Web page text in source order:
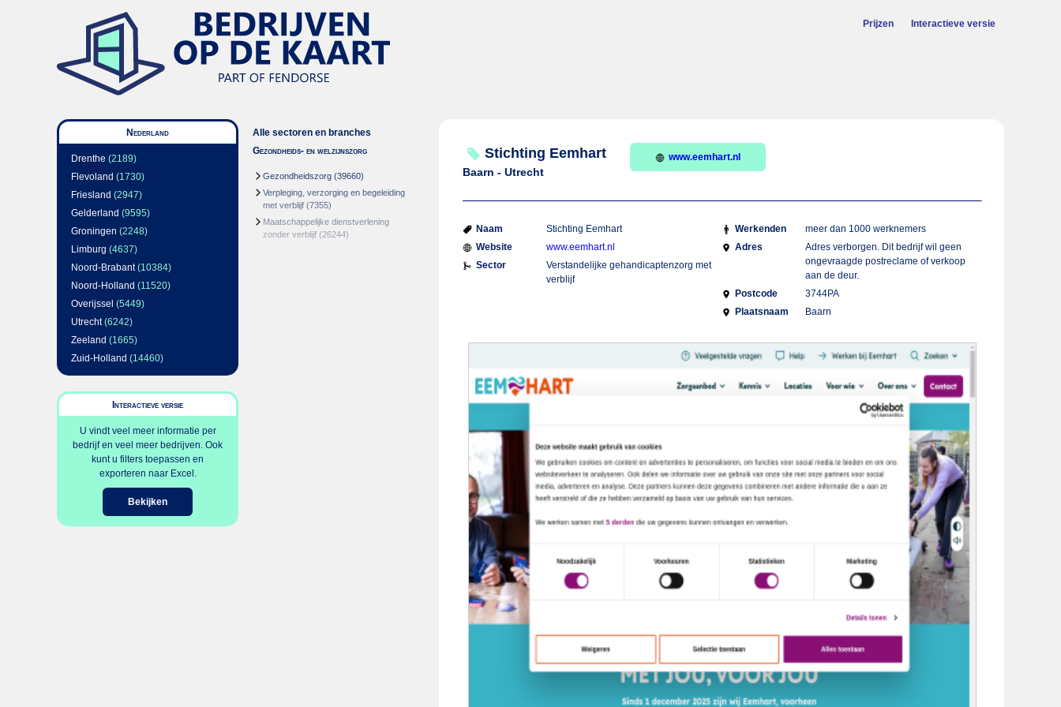
Prijzen Interactieve versie
Nederland
Drenthe (2189)
Flevoland (1730)
Friesland (2947)
Gelderland (9595)
Groningen (2248)
Limburg (4637)
Noord-Brabant(10384)
Noord-Holland (11520)
Overijssel (5449)
Utrecht(6242)
Zeeland (1665)
Zuid-Holland (14460)
Interactieve versie
U vindt veel meer informatie per
bedrijf en veel meer bedrijven. Ook
kunt u filters toepassen en
exporteren naar Excel.
Bekijken
Alle sectoren en branches
Gezondheids- en welzijnszorg
Gezondheidszorg (39660)
Verpleging, verzorging en begeleiding
met verblijf (7355)
Maatschappelijke dienstverlening
zonder verblijf (26244)
Stichting Eemhart
Baarn - Utrecht
www.eemhart.nl
Naam
Stichting Eemhart
Website
www.eemhart.nl
Sector
Verstandelijke gehandicaptenzorg met
verblijf
Werkenden
meer dan 1000 werknemers
Adres
Adres verborgen. Dit bedrijf wil geen
ongevraagde postreclame of verkoop
aan de deur.
Postcode
3744PA
Plaatsnaam
Baarn